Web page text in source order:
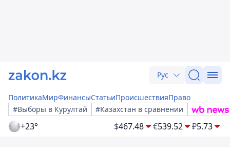
Рус
ПолитикаМирФинансыСтатьиПроисшествияПраво
#Выборы в Курултай
#Казахстан в сравнении
+23° $467.48 €539.52 ₽5.73